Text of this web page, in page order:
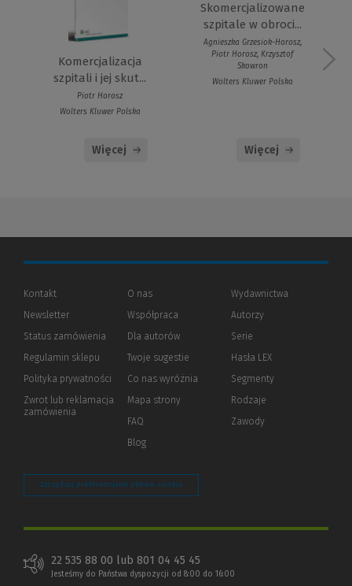
Komercjalizacja
szpitali i jej skut...
Piotr Horosz
Wolters Kluwer Polska
Więcej
Skomercjalizowane
szpitale w obroci...
Agnieszka Grzesiok-Horosz,
Piotr Horosz, Krzysztof
Skowron
Wolters Kluwer Polska
Więcej
Kontakt
Newsletter
Status zamówienia
Regulamin sklepu
Polityka prywatności (Nowe
(Link
innej
Zwrot lub reklamacja
zamówienia
O nas
Współpraca
Dla autorów(Nowe
(Link
innej
Twoje sugestie
Co nas wyróżnia
Mapa strony
FAQ
Blog
Wydawnictwa
Autorzy
Serie
Hasła LEX
Segmenty
Rodzaje
Zawody
Zarządzaj preferencjami plików cookie
22 535 88 00 lub 801 04 45 45
Jesteśmy do Państwa dyspozycji od 8:00 do 16:00